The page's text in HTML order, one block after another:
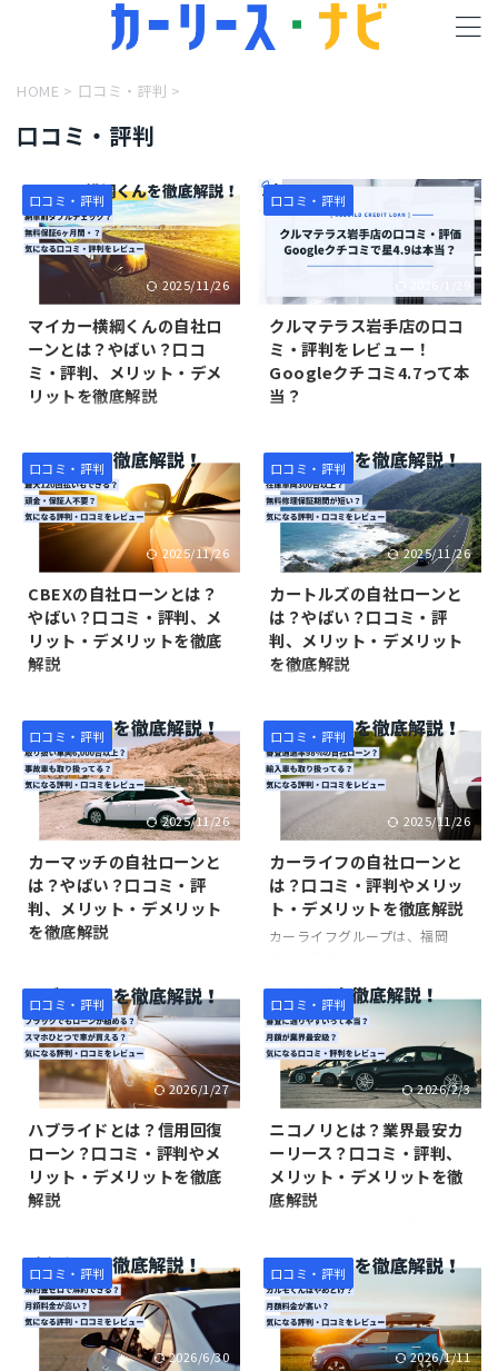
HOME > 口コミ・評判 >
口コミ・評判
口コミ・評判
2025/11/26
マイカー横綱くんの自社ロ
ーンとは？やばい？口コ
ミ・評判、メリット・デメ
リットを徹底解説
販売店です。自社ローンサービ
スを全国的に提供しており、マ
イカーローンの審査に落ちた人
でも車を買える可能性がありま
す。 そこで本記事では、マイカ
ー横綱くんが提供している自社
ローンの口コミ・評判、メリッ
ト・デメリットを紹介していま
す。また、マイカー横綱よりお
すすめの「オトロン」について
人は、ぜひ参考にしてくださ
い。 ＼大手自社ローン！最短15
分で審査完了／ オトロンの自社
ローン公式サイトへ（仮審査無
口コミ・評判
クルマテラス岩手店の口コ
ミ・評判をレビュー！
Googleクチコミ4.7って本
当？
できる信用回復ローンを、全国
展開しているサービスです。マ
イカーローンの審査に落ちた人
でも、クルマテラスなら審査に
通る可能性があり、しかもロー
ンで車を買えます。 本記事で
は、そんなクルマテラスが盛岡
市に店舗を構える、「クルマテ
ラス岩手店」の口コミ・評判を
紹介しています。クルマテラス
います。その理由も含めて紹介
しているので、クルマテラスや
信用回復ローンが気になってい
る人は、ぜひ参考にしてくだ ...
口コミ・評判
2025/11/26
CBEXの自社ローンとは？
やばい？口コミ・評判、メ
リット・デメリットを徹底
解説
を全国的に提供している中古車
販売店です。マイカーローンの
審査に落ちてしまい、車を買え
ずに困っている人でもCBEXなら
車を買える可能性があります。
本記事では、そんなCBEXの自
社ローンについて、口コミ・評
判やメリット・デメリットにつ
いて紹介しています。また、
CBEXよりおすすめの「オトロ
入に興味がある人は、ぜひ参考
にしてください。 ＼大手自社ロ
ーン！最短15分で審査完了／ オ
トロンの自社ローン ...
口コミ・評判
2025/11/26
カートルズの自社ローンと
は？やばい？口コミ・評
判、メリット・デメリット
を徹底解説
および自社ローン提供販売店で
す。マイカーローンの審査に落
ちてしまった人でも、カートル
ズなら審査に通り、車を買える
可能性があります。 本記事で
は、そんなカートルズの自社ロ
ーンについて、口コミ・評判や
メリット・デメリットについて
紹介しています。また、カート
ルズよりもおすすめのオトロン
えている人はぜひ参考にしてく
ださい。 ＼大手自社ローン！最
短15分で審査完了／ オトロンの
自社ローン公式サイトへ（仮 ...
口コミ・評判
2025/11/26
カーマッチの自社ローンと
は？やばい？口コミ・評
判、メリット・デメリット
を徹底解説
門の中古車販売店です。マイカ
ーローンの審査に通らないブラ
ック（信用情報に傷がある人）
でも、カーマッチなら審査に通
り、車を買える可能性がありま
す。 本記事では、そんなカーマ
ッチの自社ローンについて、口
コミ・評判やメリット・デメリ
ットについて紹介します。ま
た、カーマッチよりもおすすめ
たいと考えている人は、ぜひ参
考にしてください。 ＼大手自社
ローン！最短15分で審査完了／
オトロンの自社ローン公式サ ...
口コミ・評判
2025/11/26
カーライフの自社ローンと
は？口コミ・評判やメリッ
ト・デメリットを徹底解説
カーライフグループは、福岡
葉に店舗を構えており、自社ロ
ーンサービスをオンラインで全
国的に提供しています。 カーラ
イフグループの自社ローンな
ら、ローン返済やカード支払い
を延滞したことがある人や、自
己破産など債務整理を経験した
人でも審査に通り、車を買える
可能性があります。 そこで本記
事では、カーライフグループの
ーライフグループが気になって
いる人は、ぜひ参考にしてくだ
さい。 また、カーライフグルー
プよ ...
口コミ・評判
2026/1/27
ハブライドとは？信用回復
ローン？口コミ・評判やメ
リット・デメリットを徹底
解説
傷がある人でも利用できるマイ
カーローンのひとつです。本記
事では、そんなハブライドの口
コミ・評判やメリット・デメリ
ットについて紹介します。 ま
口コミ・評判
2026/2/3
ニコノリとは？業界最安カ
ーリース？口コミ・評判、
メリット・デメリットを徹
底解説
カーリースです。 2024年には
「日本サブスク大賞」を受賞
し、10周年を迎えた2025年に
は累計契約台数が10,000件を突
破した。 順調に成長し、知名度
口コミ・評判
2026/6/30
口コミ・評判
2026/1/11